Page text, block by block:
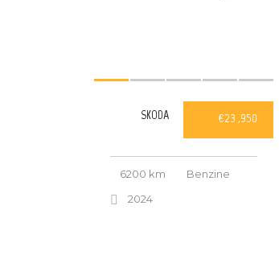
€23 ,950
SKODA
6200 km
Benzine
2024